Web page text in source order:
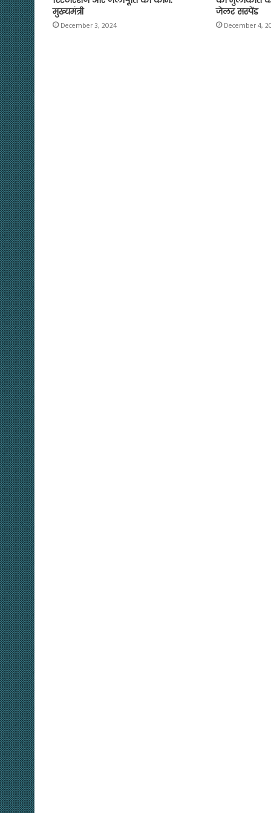
मुख्यमंत्री
December 3, 2024
जेलर सस्पेंड
December 4,